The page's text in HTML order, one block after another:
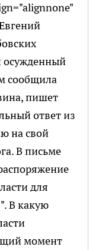
осужденный
сообщила
пишет
ответ из
на свой
В письме
для
В какую
момент